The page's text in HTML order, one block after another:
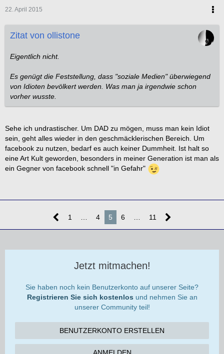
22. April 2015
Zitat von ollistone
Eigentlich nicht.
Es genügt die Feststellung, dass "soziale Medien" überwiegend
von Idioten bevölkert werden. Was man ja irgendwie schon
vorher wusste.
Sehe ich undrastischer. Um DAD zu mögen, muss man kein Idiot
sein, geht alles wieder in den geschmäcklerischen Bereich. Um
facebook zu nutzen, bedarf es auch keiner Dummheit. Ist halt so
eine Art Kult geworden, besonders in meiner Generation ist man als
ein Gegner von facebook schnell "in Gefahr"
1 4 5 6 11
Jetzt mitmachen!
Sie haben noch kein Benutzerkonto auf unserer Seite?
Registrieren Sie sich kostenlos und nehmen Sie an
unserer Community teil!
BENUTZERKONTO ERSTELLEN
ANMELDEN